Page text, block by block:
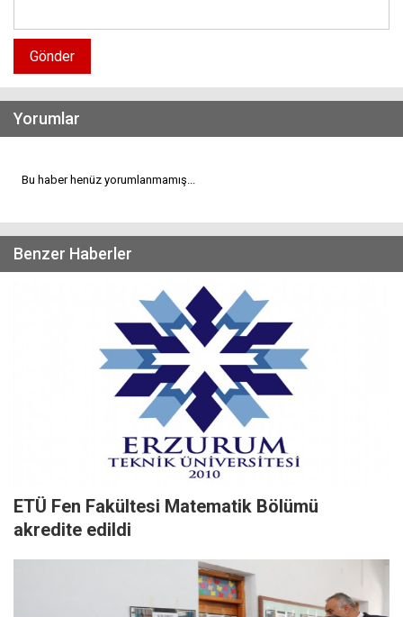
Gönder
Yorumlar
Bu haber henüz yorumlanmamış...
Benzer Haberler
ETÜ Fen Fakültesi Matematik Bölümü
akredite edildi